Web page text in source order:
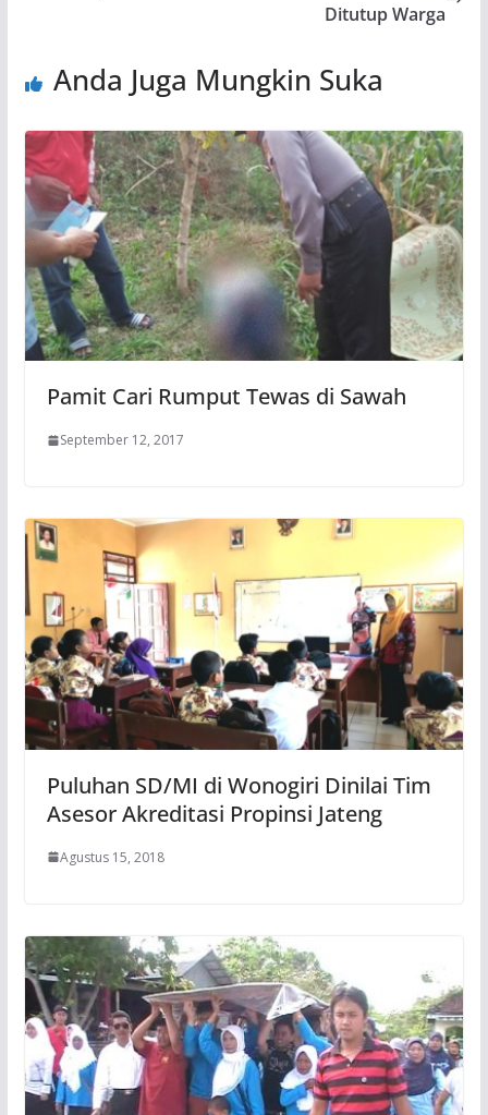
Ditutup Warga
Anda Juga Mungkin Suka
Pamit Cari Rumput Tewas di Sawah
September 12, 2017
Puluhan SD/MI di Wonogiri Dinilai Tim
Asesor Akreditasi Propinsi Jateng
Agustus 15, 2018